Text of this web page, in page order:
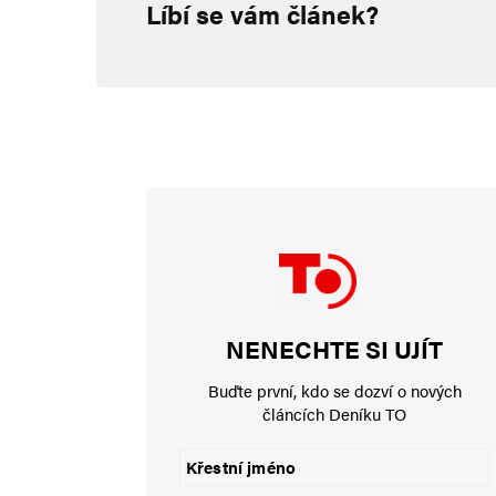
Vaše e-mailová adresa nebude zveřejněna. Vyžadované informace
Uložit do prohlížeče jméno, e-mail a webovou stránku pro
Líbí se vám článek?
NENECHTE SI UJÍT
Buďte první, kdo se dozví o nových
článcích Deníku TO